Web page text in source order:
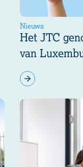
Nieuws
Het JTC
van